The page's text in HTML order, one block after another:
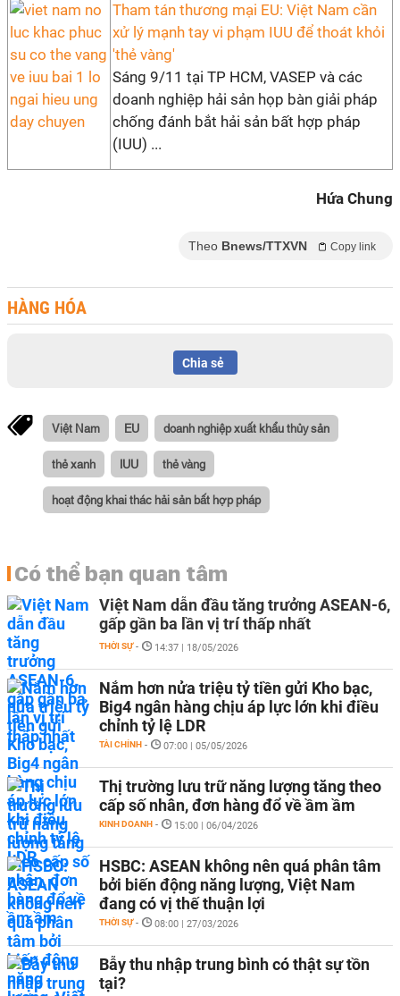
Tham tán thương mại EU: Việt Nam cần
xử lý mạnh tay vi phạm IUU để thoát khỏi
'thẻ vàng'
Sáng 9/11 tại TP HCM, VASEP và các
doanh nghiệp hải sản họp bàn giải pháp
chống đánh bắt hải sản bất hợp pháp
(IUU) ...
Hứa Chung
Theo Bnews/TTXVN Copy link
HÀNG HÓA
Chia sẻ
Việt Nam EU doanh nghiệp xuất khẩu thủy sản
thẻ xanh IUU thẻ vàng
hoạt động khai thác hải sản bất hợp pháp
Có thể bạn quan tâm
Việt Nam dẫn đầu tăng trưởng ASEAN-6,
gấp gần ba lần vị trí thấp nhất
THỜI SỰ - 14:37 | 18/05/2026
Nắm hơn nửa triệu tỷ tiền gửi Kho bạc,
Big4 ngân hàng chịu áp lực lớn khi điều
chỉnh tỷ lệ LDR
TÀI CHÍNH - 07:00 | 05/05/2026
Thị trường lưu trữ năng lượng tăng theo
cấp số nhân, đơn hàng đổ về ầm ầm
KINH DOANH - 15:00 | 06/04/2026
HSBC: ASEAN không nên quá phân tâm
bởi biến động năng lượng, Việt Nam
đang có vị thế thuận lợi
THỜI SỰ - 08:00 | 27/03/2026
Bẫy thu nhập trung bình có thật sự tồn
tại?